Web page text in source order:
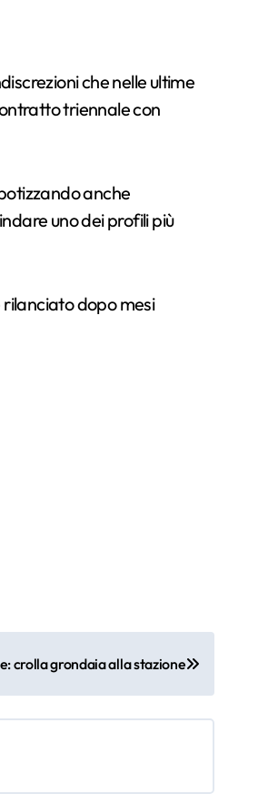
che nelle ultime
triennale con
anche
uno dei profili più
dopo mesi
crolla grondaia alla stazione